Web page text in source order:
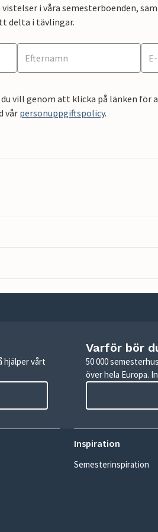
i våra semesterboenden,
delta i tävlingar.
vill genom att klicka på länken för
vårpersonuppgiftspolicy.
hjälper vårt
Varför bör
50 000
över hela Europa.
Inspiration
Semesterinspiration